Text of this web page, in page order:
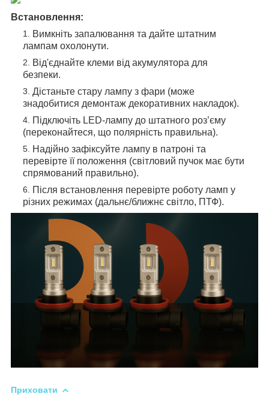
Встановлення:
Вимкніть запалювання та дайте штатним
лампам охолонути.
Від'єднайте клеми від акумулятора для
безпеки.
Дістаньте стару лампу з фари (може
знадобитися демонтаж декоративних накладок).
Підключіть LED-лампу до штатного роз’єму
(переконайтеся, що полярність правильна).
Надійно зафіксуйте лампу в патроні та
перевірте її положення (світловий пучок має бути
спрямований правильно).
Після встановлення перевірте роботу ламп у
різних режимах (дальнє/ближнє світло, ПТФ).
Приховати